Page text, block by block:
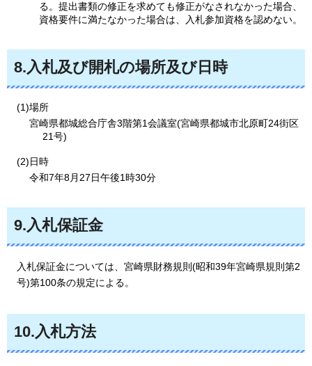
る。提出書類の修正を求めても修正がなされなかった場合、
資格要件に満たなかった場合は、入札参加資格を認めない。
8.入札及び開札の場所及び日時
(1)場所
宮崎県都城総合庁舎3階第1会議室(宮崎県都城市北原町24街区
21号)
(2)日時
令和7年8月27日午後1時30分
9.入札保証金
入札保証金については、宮崎県財務規則(昭和39年宮崎県規則第2
号)第100条の規定による。
10.入札方法